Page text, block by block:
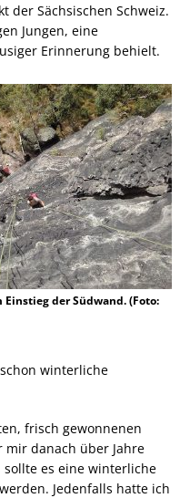
der Sächsischen Schweiz.
Jungen, eine
Erinnerung behielt.
der Südwand. (Foto:
winterliche
frisch gewonnenen
danach über Jahre
es eine winterliche
Jedenfalls hatte ich